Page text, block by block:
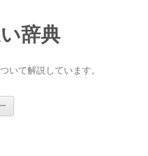
辞典
いて解説しています。